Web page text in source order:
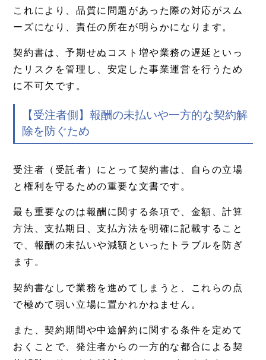
これにより、品質に問題があった際の対応がスム
ーズになり、責任の所在が明らかになります。
契約書は、予期せぬコスト増や業務の遅延といっ
たリスクを管理し、安定した事業運営を行うため
に不可欠です。
【受注者側】報酬の未払いや一方的な契約解
除を防ぐため
受注者（受託者）にとって契約書は、自らの立場
と権利を守るための重要な文書です。
最も重要なのは報酬に関する条項で、金額、計算
方法、支払期日、支払方法を明確に記載すること
で、報酬の未払いや減額といったトラブルを防ぎ
ます。
契約書なしで業務を進めてしまうと、これらの点
で極めて弱い立場に置かれかねません。
また、契約期間や中途解約に関する条件を定めて
おくことで、発注者からの一方的な都合による契